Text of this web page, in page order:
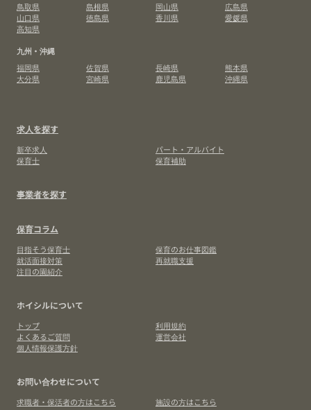
鳥取県
島根県 岡山県
広島県
山口県
徳島県 香川県
愛媛県
高知県
九州・沖縄
福岡県
佐賀県 長崎県
熊本県
大分県
宮崎県 鹿児島県 沖縄県
求人を探す
新卒求人
パート・アルバイト
保育士
保育補助
事業者を探す
保育コラム
目指そう保育士
保育のお仕事図鑑
就活面接対策
再就職支援
注目の園紹介
ホイシルについて
トップ
利用規約
よくあるご質問
運営会社
個人情報保護方針
お問い合わせについて
求職者・保活者の方はこちら 施設の方はこちら